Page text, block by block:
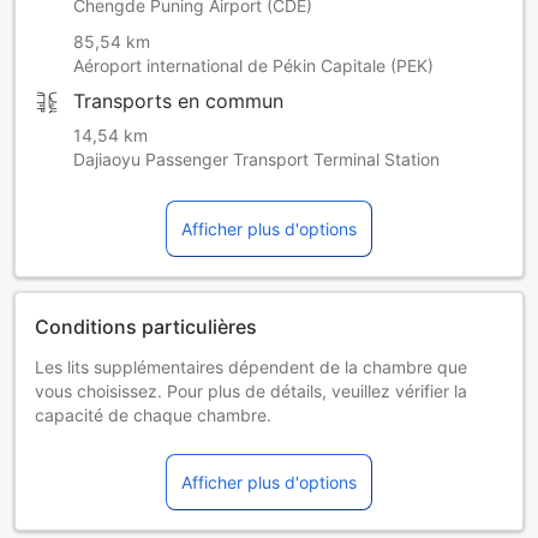
Chengde Puning Airport (CDE)
85,54 km
Aéroport international de Pékin Capitale (PEK)
Transports en commun
14,54 km
Dajiaoyu Passenger Transport Terminal Station
Afficher plus d'options
Conditions particulières
Les lits supplémentaires dépendent de la chambre que
vous choisissez. Pour plus de détails, veuillez vérifier la
capacité de chaque chambre.
peuvent s'appliquer si vous réservez plus de 5 chambres
Afficher plus d'options